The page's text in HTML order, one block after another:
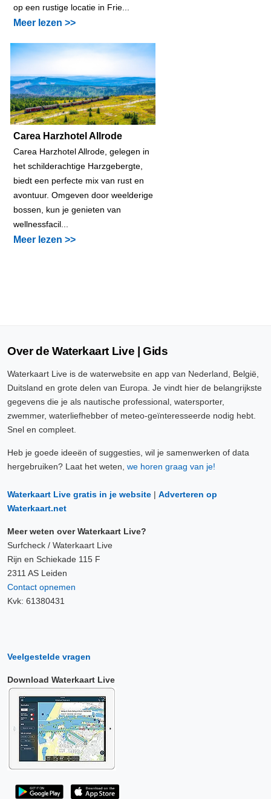
op een rustige locatie in Frie...
Meer lezen >>
Carea Harzhotel Allrode
Carea Harzhotel Allrode, gelegen in
het schilderachtige Harzgebergte,
biedt een perfecte mix van rust en
avontuur. Omgeven door weelderige
bossen, kun je genieten van
wellnessfacil...
Meer lezen >>
Over de Waterkaart Live | Gids
Waterkaart Live is de waterwebsite en app van Nederland, België,
Duitsland en grote delen van Europa. Je vindt hier de belangrijkste
gegevens die je als nautische professional, watersporter,
zwemmer, waterliefhebber of meteo-geïnteresseerde nodig hebt.
Snel en compleet.
Heb je goede ideeën of suggesties, wil je samenwerken of data
hergebruiken? Laat het weten, we horen graag van je!
Waterkaart Live gratis in je website | Adverteren op
Waterkaart.net
Meer weten over Waterkaart Live?
Surfcheck / Waterkaart Live
Rijn en Schiekade 115 F
2311 AS Leiden
Contact opnemen
Kvk: 61380431
Veelgestelde vragen
Download Waterkaart Live